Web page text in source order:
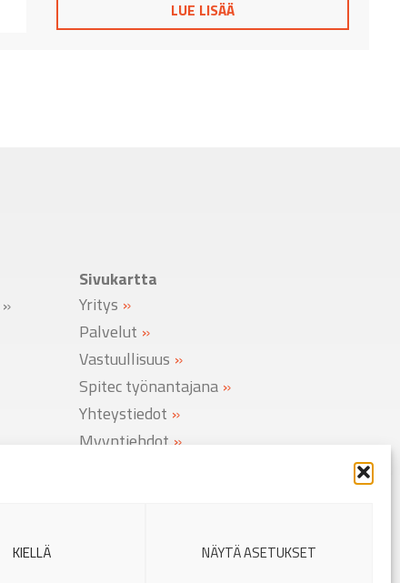
KIELLÄ NÄYTÄ ASETUKSET
LUE LISÄÄ
»
Sivukartta
Yritys
Palvelut
Vastuullisuus
Spitec työnantajana
Yhteystiedot
Myyntiehdot